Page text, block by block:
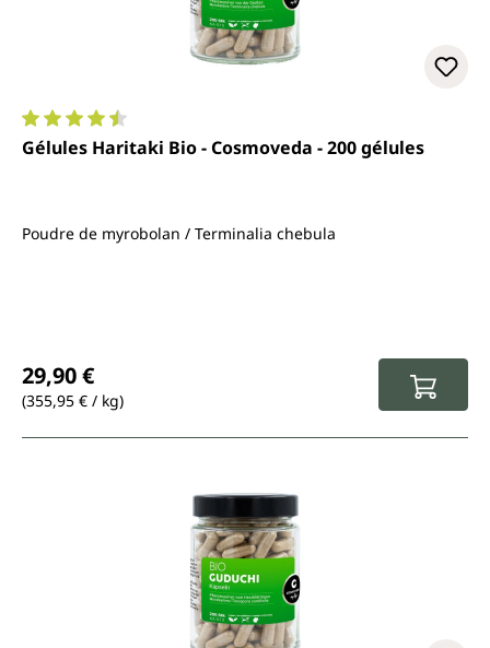
Note moyenne de 4.5 sur 5 étoiles
Gélules Haritaki Bio - Cosmoveda - 200 gélules
Poudre de myrobolan / Terminalia chebula
29,90 €
(355,95 € / kg)